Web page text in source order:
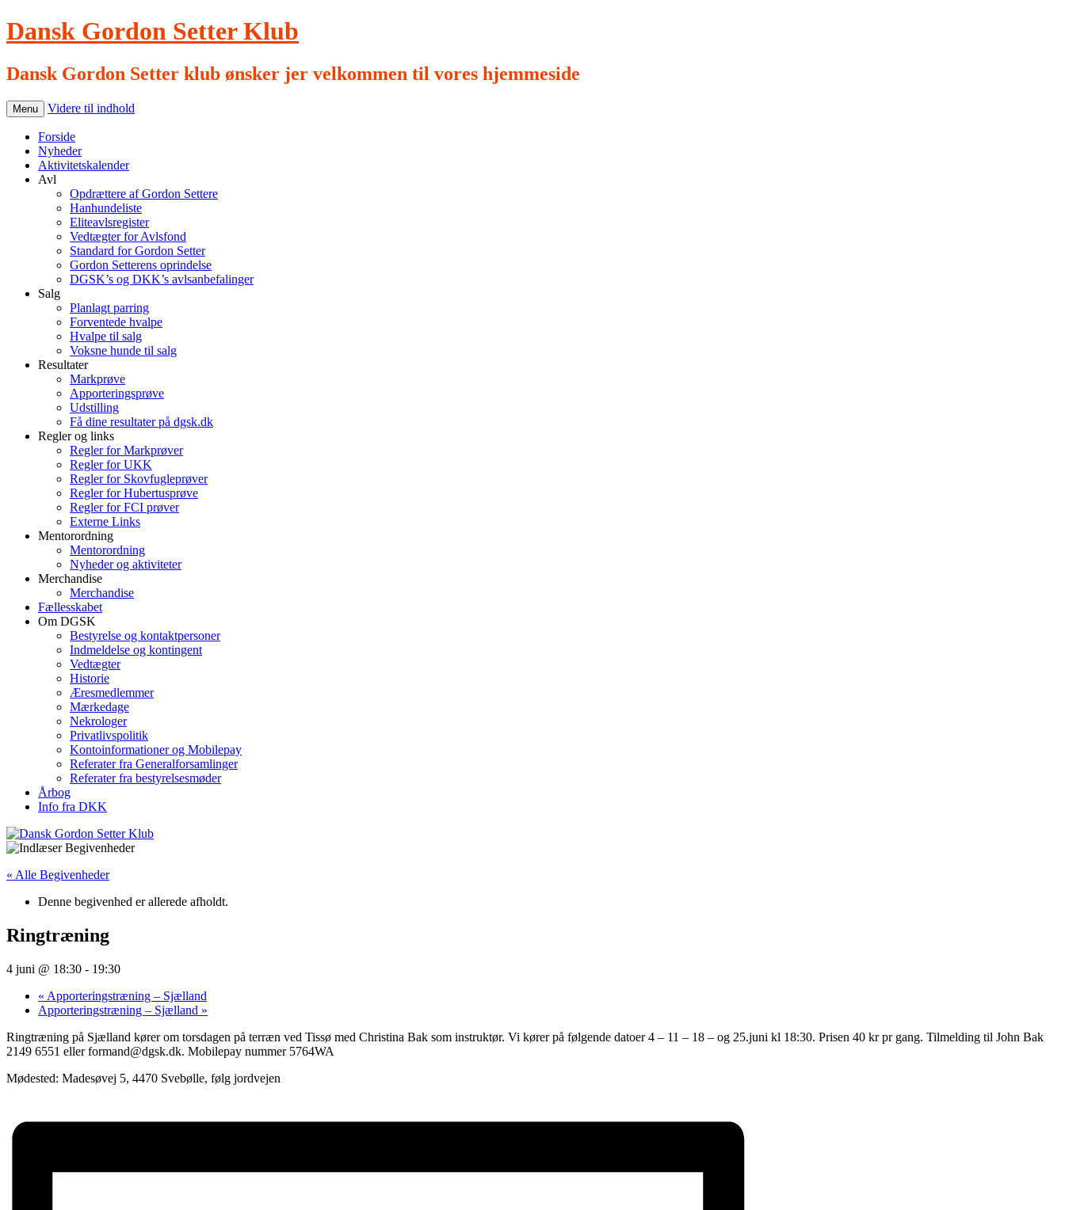
Dansk Gordon Setter Klub
Dansk Gordon Setter klub ønsker jer velkommen til vores hjemmeside
Menu Videre til indhold
Forside
Nyheder
Aktivitetskalender
Avl
Opdrættere af Gordon Settere
Hanhundeliste
Eliteavlsregister
Vedtægter for Avlsfond
Standard for Gordon Setter
Gordon Setterens oprindelse
DGSK’s og DKK’s avlsanbefalinger
Salg
Planlagt parring
Forventede hvalpe
Hvalpe til salg
Voksne hunde til salg
Resultater
Markprøve
Apporteringsprøve
Udstilling
Få dine resultater på dgsk.dk
Regler og links
Regler for Markprøver
Regler for UKK
Regler for Skovfugleprøver
Regler for Hubertusprøve
Regler for FCI prøver
Externe Links
Mentorordning
Mentorordning
Nyheder og aktiviteter
Merchandise
Merchandise
Fællesskabet
Om DGSK
Bestyrelse og kontaktpersoner
Indmeldelse og kontingent
Vedtægter
Historie
Æresmedlemmer
Mærkedage
Nekrologer
Privatlivspolitik
Kontoinformationer og Mobilepay
Referater fra Generalforsamlinger
Referater fra bestyrelsesmøder
Årbog
Info fra DKK
« Alle Begivenheder
Denne begivenhed er allerede afholdt.
Ringtræning
4 juni @ 18:30 - 19:30
« Apporteringstræning – Sjælland
Apporteringstræning – Sjælland »
Ringtræning på Sjælland kører om torsdagen på terræn ved Tissø med Christina Bak som instruktør. Vi kører på følgende datoer 4 – 11 – 18 – og 25.juni kl 18:30. Prisen 40 kr pr gang. Tilmelding til John Bak
2149 6551 eller formand@dgsk.dk. Mobilepay nummer 5764WA
Mødested: Madesøvej 5, 4470 Svebølle, følg jordvejen